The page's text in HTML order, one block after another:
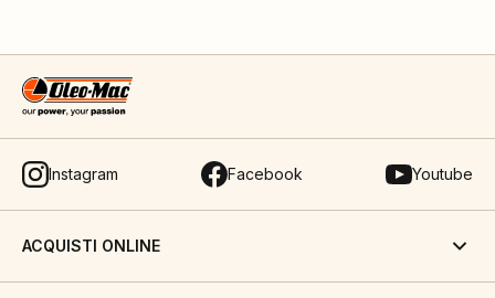
Instagram Facebook Youtube
ACQUISTI ONLINE